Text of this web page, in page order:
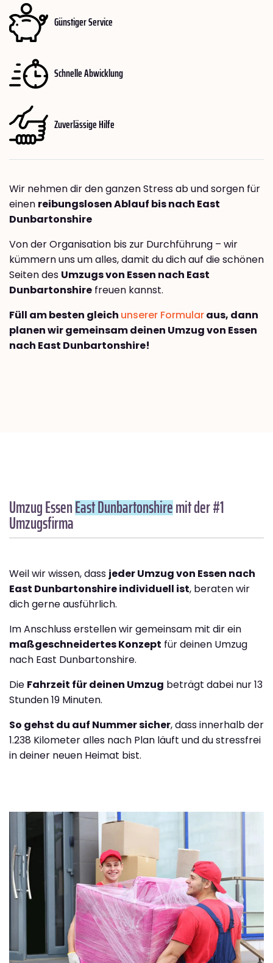
Günstiger Service
Schnelle Abwicklung
Zuverlässige Hilfe
Wir nehmen dir den ganzen Stress ab und sorgen für
einen reibungslosen Ablauf bis nach East
Dunbartonshire
Von der Organisation bis zur Durchführung – wir
kümmern uns um alles, damit du dich auf die schönen
Seiten des Umzugs von Essen nach East
Dunbartonshire freuen kannst.
Füll am besten gleich unserer Formularaus, dann
planen wir gemeinsam deinen Umzug von Essen
nach East Dunbartonshire!
Umzug EssenEast Dunbartonshiremit der #1
Umzugsfirma
Weil wir wissen, dass jeder Umzug von Essen nach
East Dunbartonshire individuell ist, beraten wir
dich gerne ausführlich.
Im Anschluss erstellen wir gemeinsam mit dir ein
maßgeschneidertes Konzept für deinen Umzug
nach East Dunbartonshire.
Die Fahrzeit für deinen Umzug beträgt dabei nur 13
Stunden 19 Minuten.
So gehst du auf Nummer sicher, dass innerhalb der
1.238 Kilometer alles nach Plan läuft und du stressfrei
in deiner neuen Heimat bist.